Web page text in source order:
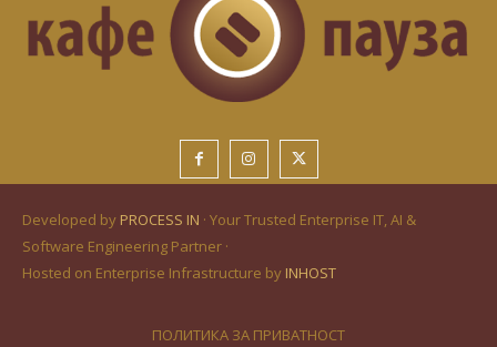
Developed by PROCESS IN · Your Trusted Enterprise IT, AI &
Software Engineering Partner ·
Hosted on Enterprise Infrastructure by INHOST
ПОЛИТИКА ЗА ПРИВАТНОСТ